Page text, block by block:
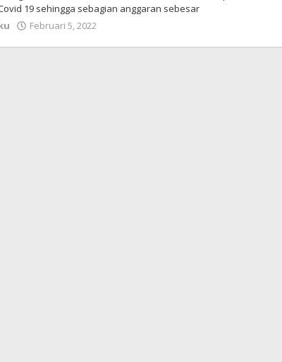
19 sehingga sebagian anggaran sebesar
Februari 5, 2022